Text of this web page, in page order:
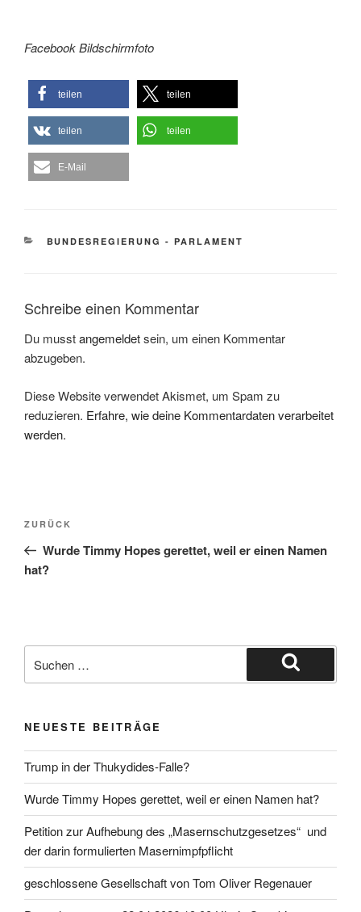
Facebook Bildschirmfoto
teilen teilen
teilen teilen
E-Mail
KATEGORIEN
BUNDESREGIERUNG - PARLAMENT
Schreibe einen Kommentar
Du musstangemeldetsein, um einen Kommentar
abzugeben.
Diese Website verwendet Akismet, um Spam zu
reduzieren. Erfahre, wie deine Kommentardaten verarbeitet
werden.
Beitragsnavigation
Vorheriger
Beitrag
ZURÜCK
Wurde Timmy Hopes gerettet, weil er einen Namen
hat?
nach:
Suchen
NEUESTE BEITRÄGE
Trump in der Thukydides-Falle?
Wurde Timmy Hopes gerettet, weil er einen Namen hat?
Petition zur Aufhebung des „Masernschutzgesetzes“ und
der darin formulierten Masernimpfpflicht
geschlossene Gesellschaft von Tom Oliver Regenauer